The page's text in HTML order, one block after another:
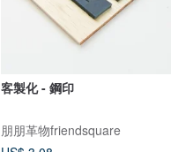
客製化 - 鋼印
朋朋革物friendsquare